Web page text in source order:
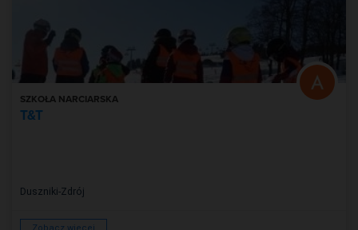
SZKOŁA NARCIARSKA
T&T
Duszniki-Zdrój
Zobacz więcej